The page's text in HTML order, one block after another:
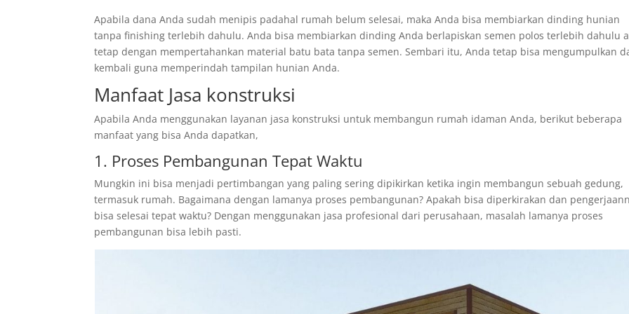
Apabila dana Anda sudah menipis padahal rumah belum selesai, maka Anda bisa membiarkan dinding hunian
tanpa finishing terlebih dahulu. Anda bisa membiarkan dinding Anda berlapiskan semen polos terlebih dahulu
tetap dengan mempertahankan material batu bata tanpa semen. Sembari itu, Anda tetap bisa mengumpulkan
kembali guna memperindah tampilan hunian Anda.
Manfaat Jasa konstruksi
Apabila Anda menggunakan layanan jasa konstruksi untuk membangun rumah idaman Anda, berikut beberapa
manfaat yang bisa Anda dapatkan,
1. Proses Pembangunan Tepat Waktu
Mungkin ini bisa menjadi pertimbangan yang paling sering dipikirkan ketika ingin membangun sebuah gedung,
termasuk rumah. Bagaimana dengan lamanya proses pembangunan? Apakah bisa diperkirakan dan
bisa selesai tepat waktu? Dengan menggunakan jasa profesional dari perusahaan, masalah lamanya proses
pembangunan bisa lebih pasti.